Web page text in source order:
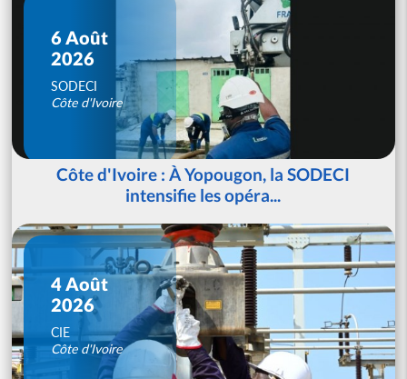
6 Août
2026
SODECI
Côte d'Ivoire
Côte d'Ivoire : À Yopougon, la SODECI
intensifie les opéra...
4 Août
2026
CIE
Côte d'Ivoire